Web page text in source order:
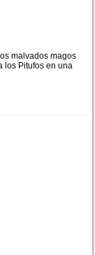
malvados magos
los Pitufos en una